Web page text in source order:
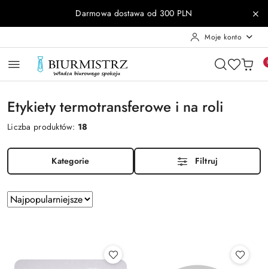
Przejdź do treści głównej
Przejdź do wyszukiwarki
Przejdź do moje konto
Przejdź do menu głównego
Przejdź do stopkiDarmowa dostawa od 300 PLN
Moje konto
Etykiety termotransferowe i na roli
Liczba produktów: 18
Kategorie Filtruj
Zastosowano
sortowanie:
Sortuj
według